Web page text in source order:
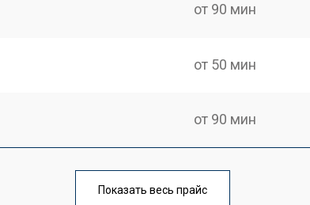
от 90 мин
от 50 мин
от 90 мин
от 50 мин
Показать весь прайс